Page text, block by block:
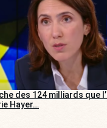
des 124 milliards que
Hayer…